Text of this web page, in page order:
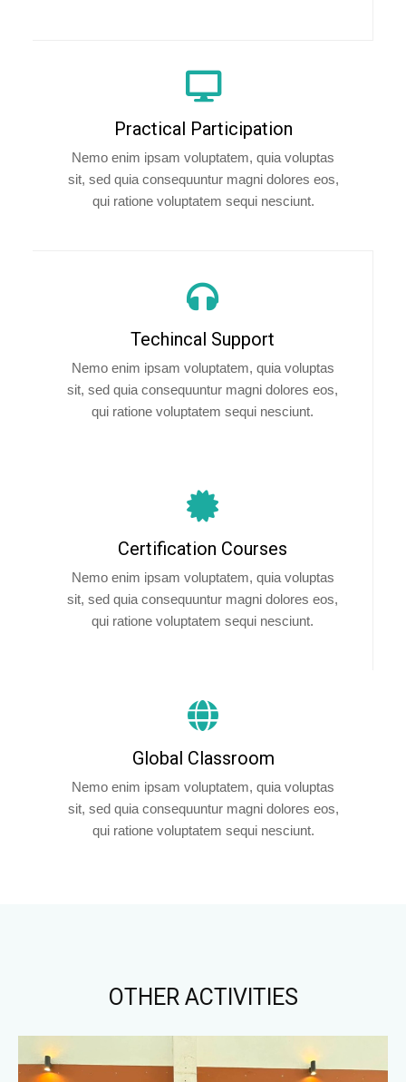
Practical Participation
Nemo enim ipsam voluptatem, quia voluptas
sit, sed quia consequuntur magni dolores eos,
qui ratione voluptatem sequi nesciunt.
Techincal Support
Nemo enim ipsam voluptatem, quia voluptas
sit, sed quia consequuntur magni dolores eos,
qui ratione voluptatem sequi nesciunt.
Certification Courses
Nemo enim ipsam voluptatem, quia voluptas
sit, sed quia consequuntur magni dolores eos,
qui ratione voluptatem sequi nesciunt.
Global Classroom
Nemo enim ipsam voluptatem, quia voluptas
sit, sed quia consequuntur magni dolores eos,
qui ratione voluptatem sequi nesciunt.
OTHER ACTIVITIES